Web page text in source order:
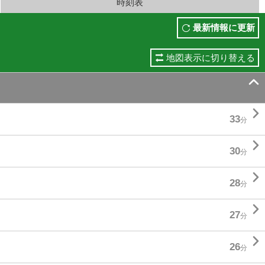
時刻表
最新情報に更新
地図表示に切り替える

33分 
30分 
28分 
27分 
26分 